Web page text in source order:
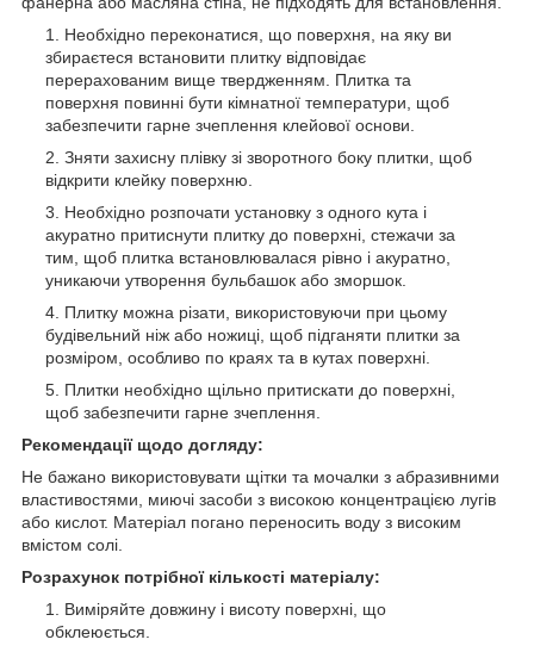
Необхідно переконатися, що поверхня, на яку ви
збираєтеся встановити плитку відповідає
перерахованим вище твердженням. Плитка та
поверхня повинні бути кімнатної температури, щоб
забезпечити гарне зчеплення клейової основи.
Зняти захисну плівку зі зворотного боку плитки, щоб
відкрити клейку поверхню.
Необхідно розпочати установку з одного кута і
акуратно притиснути плитку до поверхні, стежачи за
тим, щоб плитка встановлювалася рівно і акуратно,
уникаючи утворення бульбашок або зморшок.
Плитку можна різати, використовуючи при цьому
будівельний ніж або ножиці, щоб підганяти плитки за
розміром, особливо по краях та в кутах поверхні.
Плитки необхідно щільно притискати до поверхні,
щоб забезпечити гарне зчеплення.
Рекомендації щодо догляду:
Не бажано використовувати щітки та мочалки з абразивними
властивостями, миючі засоби з високою концентрацією лугів
або кислот. Матеріал погано переносить воду з високим
вмістом солі.
Розрахунок потрібної кількості матеріалу:
Виміряйте довжину і висоту поверхні, що
обклеюється.